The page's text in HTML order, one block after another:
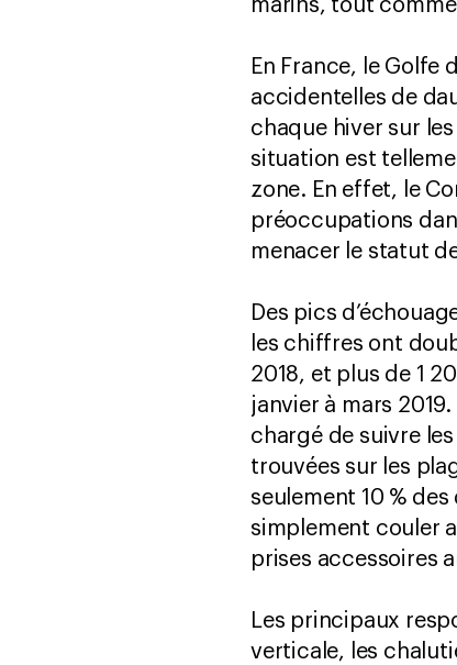
marins, tout
En France, le Golfe
accidentelles de
chaque hiver sur
situation est
zone. En effet, le
préoccupations
menacer le statut
Des pics
les chiffres ont
2018, et plus de 1
janvier à mars 2019.
chargé de suivre
trouvées sur les
seulement 10 %
simplement couler
prises accessoires
Les principaux
verticale, les